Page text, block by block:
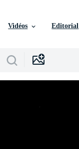
Vidéos Editorial